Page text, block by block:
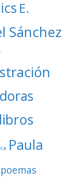
E.
Sánchez
libros
Paula
poemas